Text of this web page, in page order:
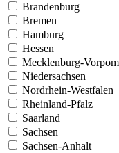
Brandenburg
Bremen
Hamburg
Hessen
Mecklenburg-
Niedersachsen
Nordrhein-Westfalen
Rheinland-Pfalz
Saarland
Sachsen
Sachsen-Anhalt